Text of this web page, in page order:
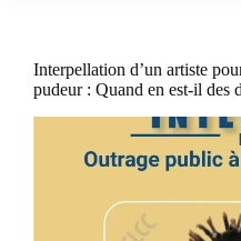
Interpellation d’un artiste
pudeur : Quand en est-il des